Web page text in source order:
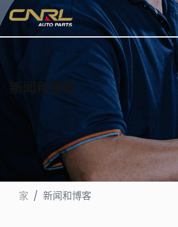
新闻和博客
家 新闻和博客